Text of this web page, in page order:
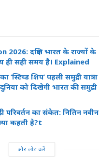
दक्षिण भारत के राज्यों के
ही सही समय है। Explained
‘स्टिच्ड शिप’ पहली समुद्री यात्रा
को दिखेगी भारत की समुद्री
परिवर्तन का संकेत: नितिन नवीन
कहती है?t
और लोड करें